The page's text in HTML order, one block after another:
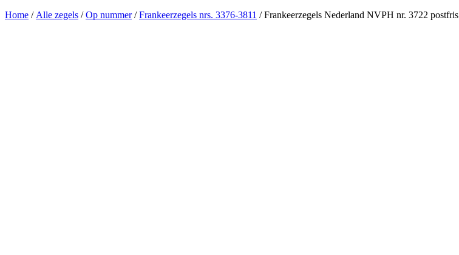
Home / Alle zegels /Op nummer/Frankeerzegels nrs. 3376-3811 / Frankeerzegels Nederland NVPH nr. 3722 postfris